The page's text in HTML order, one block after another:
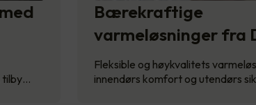
tilby…
Bærekraftige
varmeløsninger fra
Fleksible og høykvalitets
innendørs komfort og utendørs